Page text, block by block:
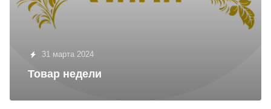
31 марта 2024
Товар недели